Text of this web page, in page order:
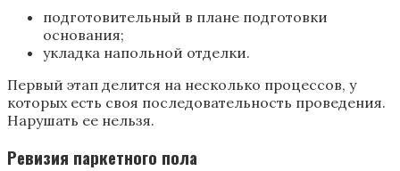
подготовительный в плане подготовки
основания;
укладка напольной отделки.
Первый этап делится на несколько процессов, у
которых есть своя последовательность проведения.
Нарушать ее нельзя.
Ревизия паркетного пола